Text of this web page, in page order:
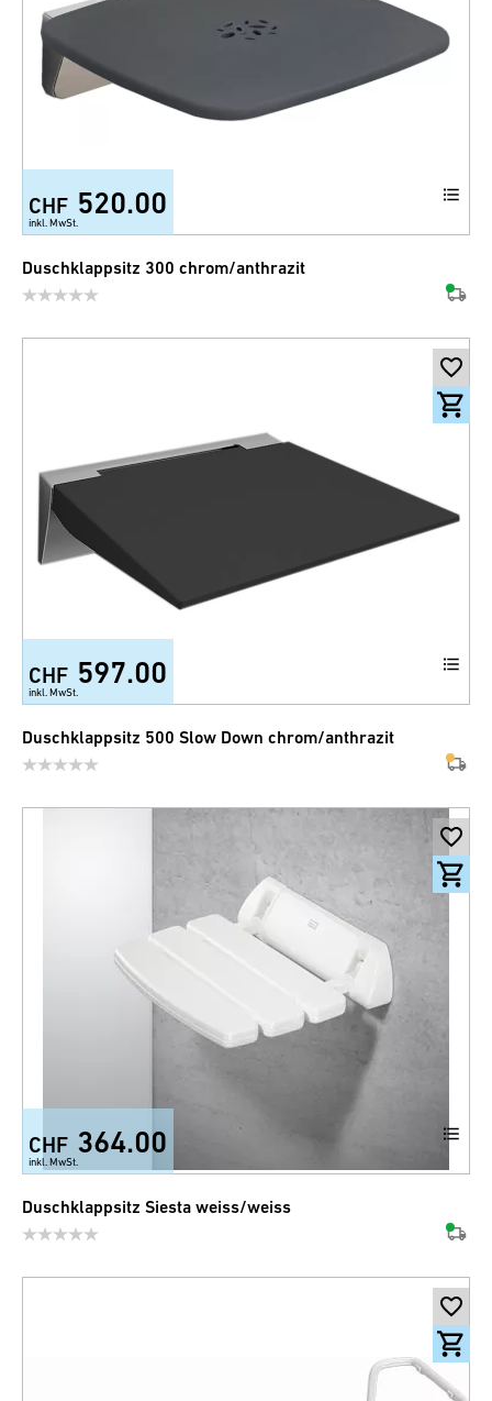
CHF 520.00
inkl. MwSt.
Duschklappsitz 300 chrom/anthrazit
CHF 597.00
inkl. MwSt.
Duschklappsitz 500 Slow Down chrom/anthrazit
CHF 364.00
inkl. MwSt.
Duschklappsitz Siesta weiss/weiss